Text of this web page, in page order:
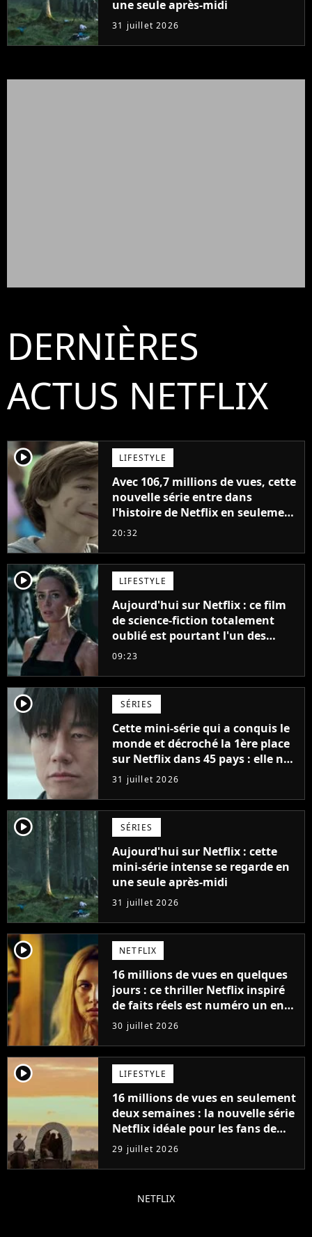
une seule après-midi
31 juillet 2026
DERNIÈRES
ACTUS NETFLIX
player2 LIFESTYLE
Avec 106,7 millions de vues, cette
nouvelle série entre dans
l'histoire de Netflix en seulement
48 jours
20:32
player2 LIFESTYLE
Aujourd'hui sur Netflix : ce film
de science-fiction totalement
oublié est pourtant l'un des
meilleurs des années 2010
09:23
player2 SÉRIES
Cette mini-série qui a conquis le
monde et décroché la 1ère place
sur Netflix dans 45 pays : elle ne
compte que 10 épisodes et c'est
un phénomène mondial
31 juillet 2026
player2 SÉRIES
Aujourd'hui sur Netflix : cette
mini-série intense se regarde en
une seule après-midi
31 juillet 2026
player2 NETFLIX
16 millions de vues en quelques
jours : ce thriller Netflix inspiré
de faits réels est numéro un en
France
30 juillet 2026
player2 LIFESTYLE
16 millions de vues en seulement
deux semaines : la nouvelle série
Netflix idéale pour les fans de
Yellowstone
29 juillet 2026
NETFLIX